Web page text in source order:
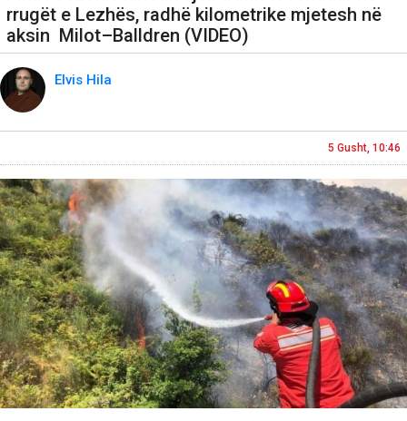
rrugët e Lezhës, radhë kilometrike mjetesh në
aksin Milot–Balldren (VIDEO)
Elvis Hila
5 Gusht, 10:46